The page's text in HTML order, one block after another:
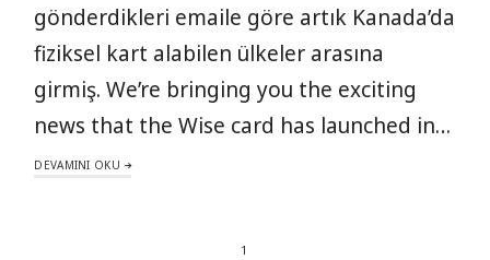
gönderdikleri emaile göre artık Kanada’da
fiziksel kart alabilen ülkeler arasına
girmiş. We’re bringing you the exciting
news that the Wise card has launched in…
DEVAMINI OKU
1